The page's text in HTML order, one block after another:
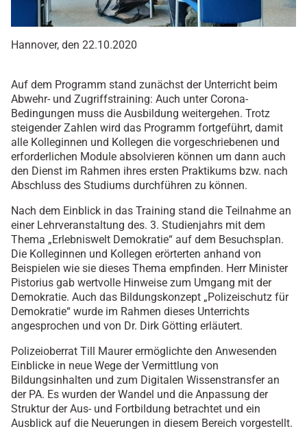
Hannover, den 22.10.2020
Auf dem Programm stand zunächst der Unterricht beim
Abwehr- und Zugriffstraining: Auch unter Corona-
Bedingungen muss die Ausbildung weitergehen. Trotz
steigender Zahlen wird das Programm fortgeführt, damit
alle Kolleginnen und Kollegen die vorgeschriebenen und
erforderlichen Module absolvieren können um dann auch
den Dienst im Rahmen ihres ersten Praktikums bzw. nach
Abschluss des Studiums durchführen zu können.
Nach dem Einblick in das Training stand die Teilnahme an
einer Lehrveranstaltung des. 3. Studienjahrs mit dem
Thema „Erlebniswelt Demokratie“ auf dem Besuchsplan.
Die Kolleginnen und Kollegen erörterten anhand von
Beispielen wie sie dieses Thema empfinden. Herr Minister
Pistorius gab wertvolle Hinweise zum Umgang mit der
Demokratie. Auch das Bildungskonzept „Polizeischutz für
Demokratie“ wurde im Rahmen dieses Unterrichts
angesprochen und von Dr. Dirk Götting erläutert.
Polizeioberrat Till Maurer ermöglichte den Anwesenden
Einblicke in neue Wege der Vermittlung von
Bildungsinhalten und zum Digitalen Wissenstransfer an
der PA. Es wurden der Wandel und die Anpassung der
Struktur der Aus- und Fortbildung betrachtet und ein
Ausblick auf die Neuerungen in diesem Bereich vorgestellt.